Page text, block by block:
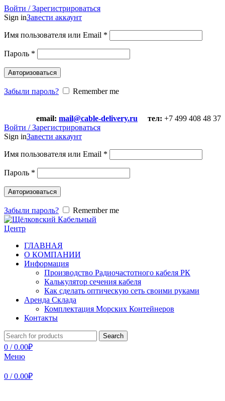
Войти / Зарегистрироваться
Sign inЗавести аккаунт
Имя пользователя или Email *
Пароль *
Авторизоваться
Забыли пароль?
Remember me
email: mail@cable-delivery.ru тел: +7 499 408 48 37
Войти / Зарегистрироваться
Sign inЗавести аккаунт
Имя пользователя или Email *
Пароль *
Авторизоваться
Забыли пароль? Remember me
ГЛАВНАЯ
О КОМПАНИИ
Информация
Производство Радиочастотного кабеля РК
Калькулятор сечения кабеля
Как сделать оптическую сеть своими руками
Аренда Склада
Комплектация Морских Контейнеров
Контакты
Search
0 / 0.00₽
Меню
0 / 0.00₽